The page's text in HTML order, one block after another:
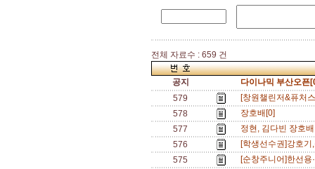
전체 자료수 : 659 건
공지
다이나믹 부산오픈
579
[창원챌린저&퓨처
578
장호배[0]
577
정현, 김다빈 장호
576
[학생선수권]강호
575
[순창주니어]한선